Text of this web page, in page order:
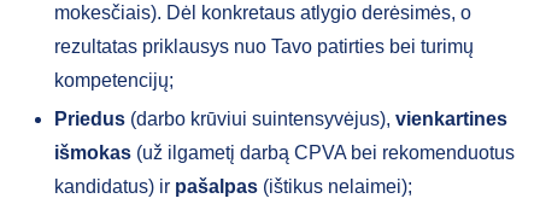
mokesčiais). Dėl konkretaus atlygio derėsimės, o
rezultatas priklausys nuo Tavo patirties bei turimų
kompetencijų;
Priedus (darbo krūviui suintensyvėjus), vienkartines
išmokas (už ilgametį darbą CPVA bei rekomenduotus
kandidatus) ir pašalpas (ištikus nelaimei);